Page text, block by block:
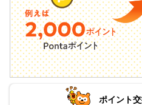
ポイント